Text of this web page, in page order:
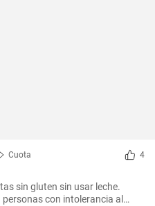
Cuota 4
sin gluten sin usar leche.
con intolerancia al